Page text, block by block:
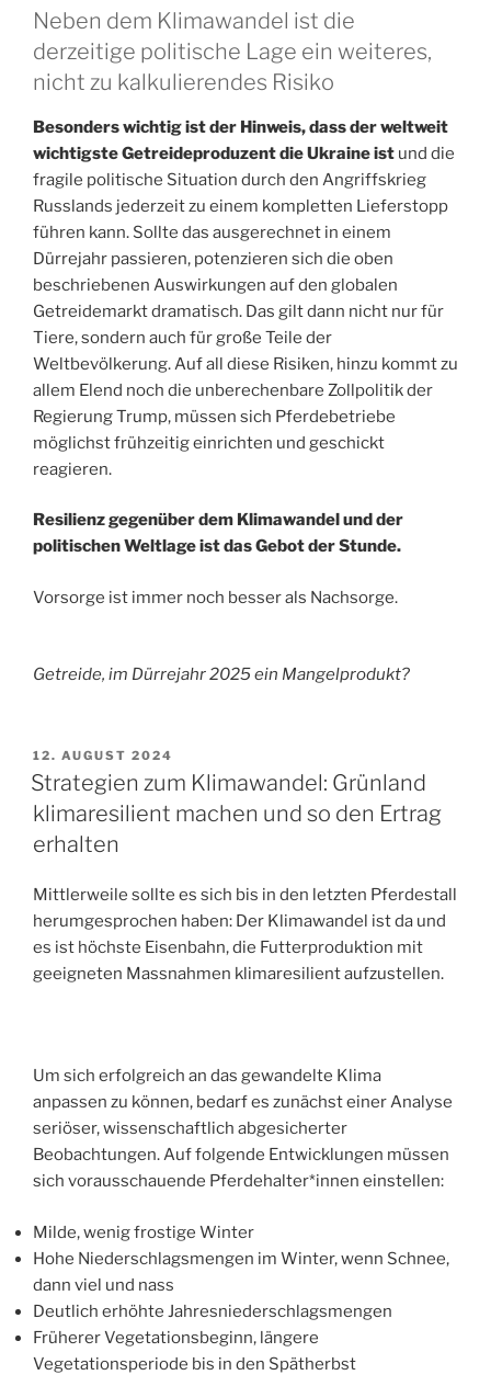
Neben dem Klimawandel ist die
derzeitige politische Lage ein weiteres,
nicht zu kalkulierendes Risiko
Besonders wichtig ist der Hinweis, dass der weltweit
wichtigste Getreideproduzent die Ukraine ist und die
fragile politische Situation durch den Angriffskrieg
Russlands jederzeit zu einem kompletten Lieferstopp
führen kann. Sollte das ausgerechnet in einem
Dürrejahr passieren, potenzieren sich die oben
beschriebenen Auswirkungen auf den globalen
Getreidemarkt dramatisch. Das gilt dann nicht nur für
Tiere, sondern auch für große Teile der
Weltbevölkerung. Auf all diese Risiken, hinzu kommt zu
allem Elend noch die unberechenbare Zollpolitik der
Regierung Trump, müssen sich Pferdebetriebe
möglichst frühzeitig einrichten und geschickt
reagieren.
Resilienz gegenüber dem Klimawandel und der
politischen Weltlage ist das Gebot der Stunde.
Vorsorge ist immer noch besser als Nachsorge.
Getreide, im Dürrejahr 2025 ein Mangelprodukt?
VERÖFFENTLICHT
AM
12. AUGUST 2024
Strategien zum Klimawandel: Grünland
klimaresilient machen und so den Ertrag
erhalten
Mittlerweile sollte es sich bis in den letzten Pferdestall
herumgesprochen haben: Der Klimawandel ist da und
es ist höchste Eisenbahn, die Futterproduktion mit
geeigneten Massnahmen klimaresilient aufzustellen.
Um sich erfolgreich an das gewandelte Klima
anpassen zu können, bedarf es zunächst einer Analyse
seriöser, wissenschaftlich abgesicherter
Beobachtungen. Auf folgende Entwicklungen müssen
sich vorausschauende Pferdehalter*innen einstellen:
Milde, wenig frostige Winter
Hohe Niederschlagsmengen im Winter, wenn Schnee,
dann viel und nass
Deutlich erhöhte Jahresniederschlagsmengen
Früherer Vegetationsbeginn, längere
Vegetationsperiode bis in den Spätherbst